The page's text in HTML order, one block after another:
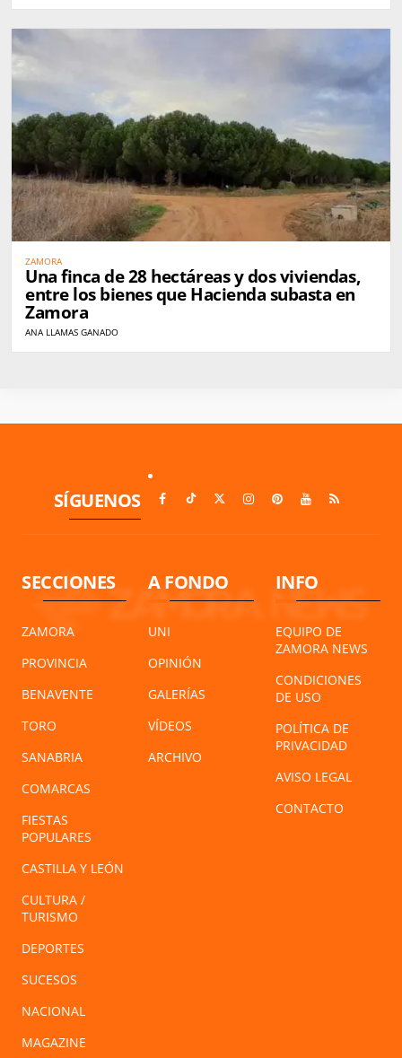
ZAMORA
Una finca de 28 hectáreas y dos viviendas,
entre los bienes que Hacienda subasta en
Zamora
ANA LLAMAS GANADO
SÍGUENOS
SECCIONES
ZAMORA
PROVINCIA
BENAVENTE
TORO
SANABRIA
COMARCAS
FIESTAS
POPULARES
CASTILLA Y LEÓN
CULTURA /
TURISMO
DEPORTES
SUCESOS
NACIONAL
MAGAZINE
A FONDO
UNI
OPINIÓN
GALERÍAS
VÍDEOS
ARCHIVO
INFO
EQUIPO DE
ZAMORA NEWS
CONDICIONES
DE USO
POLÍTICA DE
PRIVACIDAD
AVISO LEGAL
CONTACTO